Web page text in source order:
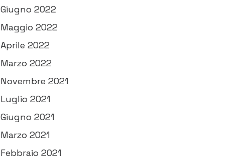
Giugno 2022
Maggio 2022
Aprile 2022
Marzo 2022
Novembre 2021
Luglio 2021
Giugno 2021
Marzo 2021
Febbraio 2021